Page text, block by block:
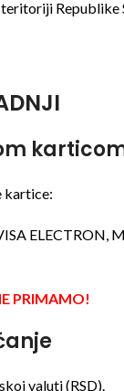
Republike
kartice:
ELECTRON,
PRIMAMO!
valuti (RSD).